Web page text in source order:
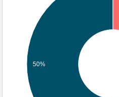
50%